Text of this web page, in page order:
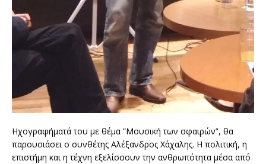
Ηχογραφήματά του με θέμα ”Μουσική των σφαιρών”, θα
παρουσιάσει ο συνθέτης Αλέξανδρος Χάχαλης. Η πολιτική, η
επιστήμη και η τέχνη εξελίσσουν την ανθρωπότητα μέσα από